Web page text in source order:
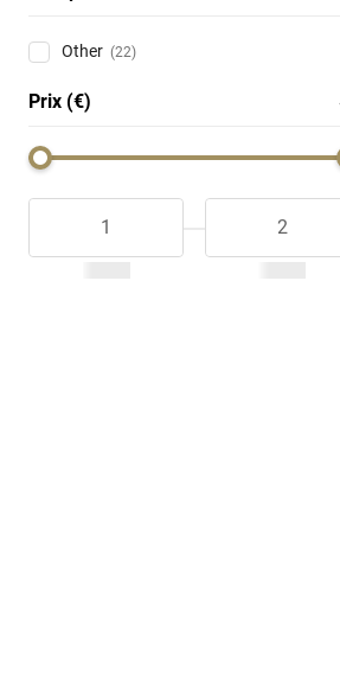
Other (22)
Prix (€)